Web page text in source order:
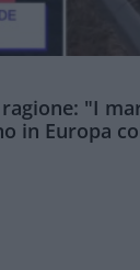
"I
in Europa